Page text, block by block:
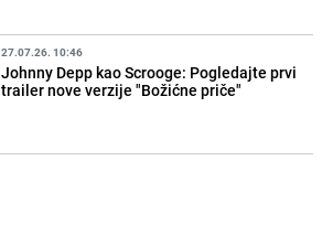
27.07.26. 10:46
Johnny Depp kao Scrooge: Pogledajte prvi
trailer nove verzije "Božićne priče"